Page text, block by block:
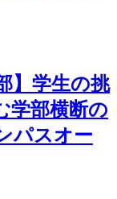
】学生の挑
学部横断の
パスオー